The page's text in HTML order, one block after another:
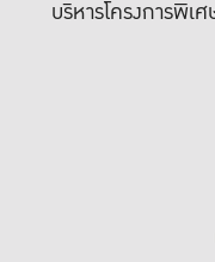
บริหารโครงการพิเ